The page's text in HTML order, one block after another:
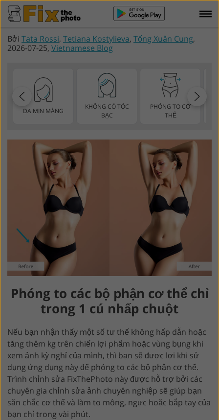
Bởi Tata Rossi, Tetiana Kostylieva, Tống Xuân Cung,
2026-07-25, Vietnamese Blog
DA MỊN MÀNG
KHÔNG CÓ TÓC
BẠC
PHÓNG TO CƠ
THỂ
Phóng to các bộ phận cơ thể chỉ
trong 1 cú nhấp chuột
Nếu bạn nhận thấy một số tư thế không hấp dẫn hoặc
tăng thêm kg trên chiến lợi phẩm hoặc vùng bụng khi
xem ảnh kỳ nghỉ của mình, thì bạn sẽ được lợi khi sử
dụng ứng dụng này để phóng to các bộ phận cơ thể.
Trình chỉnh sửa FixThePhoto này được hỗ trợ bởi các
chuyên gia chỉnh sửa ảnh chuyên nghiệp sẽ giúp bạn
săn chắc cơ thể và làm to mông, ngực hoặc bắp tay của
bạn chỉ trong vài phút.